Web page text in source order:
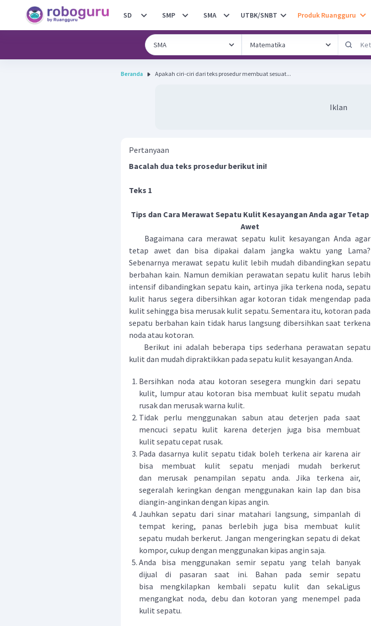
SD SMP SMA UTBK/SNBT Produk Ruangguru
Beranda Apakah ciri-ciri dari teks prosedur membuat sesuat...
Iklan
Pertanyaan
Bacalah dua teks prosedur berikut ini!
Teks 1
Tips dan Cara Merawat Sepatu Kulit Kesayangan Anda agar Tetap
Awet
Bagaimana cara merawat sepatu kulit kesayangan Anda agar
tetap awet dan bisa dipakai dalam jangka waktu yang Lama?
Sebenarnya merawat sepatu kulit lebih mudah dibandingkan sepatu
berbahan kain. Namun demikian perawatan sepatu kulit harus lebih
intensif dibandingkan sepatu kain, artinya jika terkena noda, sepatu
kulit harus segera dibersihkan agar kotoran tidak mengendap pada
kulit sehingga bisa merusak kulit sepatu. Sementara itu, kotoran pada
sepatu berbahan kain tidak harus langsung dibersihkan saat terkena
noda atau kotoran.
Berikut ini adalah beberapa tips sederhana perawatan sepatu
kulit dan mudah dipraktikkan pada sepatu kulit kesayangan Anda.
Bersihkan noda atau kotoran sesegera mungkin dari sepatu
kulit, lumpur atau kotoran bisa membuat kulit sepatu mudah
rusak dan merusak warna kulit.
Tidak perlu menggunakan sabun atau deterjen pada saat
mencuci sepatu kulit karena deterjen juga bisa membuat
kulit sepatu cepat rusak.
Pada dasarnya kulit sepatu tidak boleh terkena air karena air
bisa membuat kulit sepatu menjadi mudah berkerut
dan merusak penampilan sepatu anda. Jika terkena air,
segeralah keringkan dengan menggunakan kain lap dan bisa
diangin-anginkan dengan kipas angin.
Jauhkan sepatu dari sinar matahari langsung, simpanlah di
tempat kering, panas berlebih juga bisa membuat kulit
sepatu mudah berkerut. Jangan mengeringkan sepatu di dekat
kompor, cukup dengan menggunakan kipas angin saja.
Anda bisa menggunakan semir sepatu yang telah banyak
dijual di pasaran saat ini. Bahan pada semir sepatu
bisa mengkilapkan kembali sepatu kulit dan sekaLigus
mengangkat noda, debu dan kotoran yang menempel pada
kulit sepatu.